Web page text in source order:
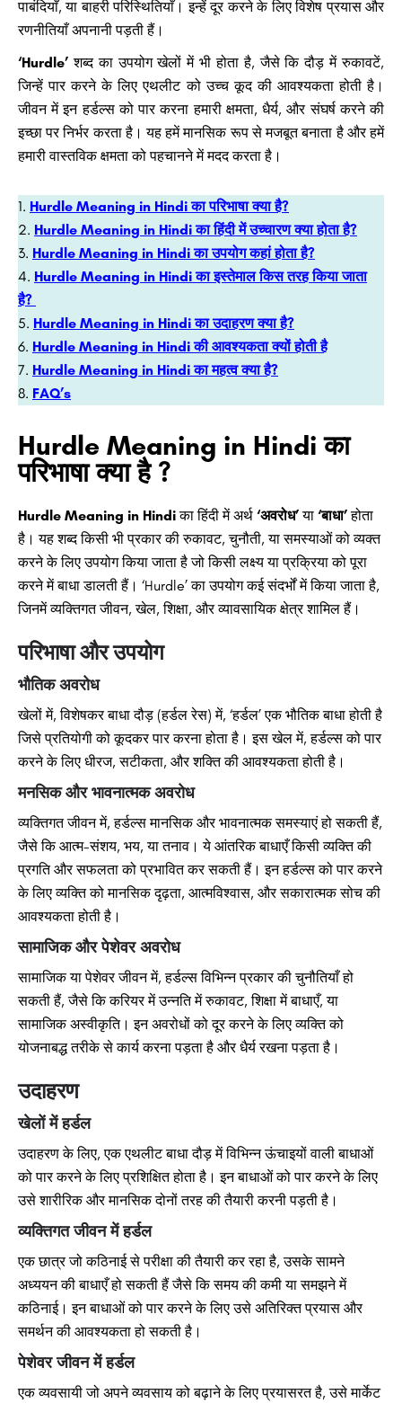
पाबंदियाँ, या बाहरी परिस्थितियाँ। इन्हें दूर करने के लिए विशेष प्रयास और
रणनीतियाँ अपनानी पड़ती हैं।
‘Hurdle’ शब्द का उपयोग खेलों में भी होता है, जैसे कि दौड़ में रुकावटें,
जिन्हें पार करने के लिए एथलीट को उच्च कूद की आवश्यकता होती है।
जीवन में इन हर्डल्स को पार करना हमारी क्षमता, धैर्य, और संघर्ष करने की
इच्छा पर निर्भर करता है। यह हमें मानसिक रूप से मजबूत बनाता है और हमें
हमारी वास्तविक क्षमता को पहचानने में मदद करता है।
Hurdle Meaning in Hindi का परिभाषा क्या है?
Hurdle Meaning in Hindi का हिंदी में उच्चारण क्या होता है?
Hurdle Meaning in Hindi का उपयोग कहां होता है?
Hurdle Meaning in Hindi का इस्तेमाल किस तरह किया जाता
है?
Hurdle Meaning in Hindi का उदाहरण क्या है?
Hurdle Meaning in Hindi की आवश्यकता क्यों होती है
Hurdle Meaning in Hindi का महत्व क्या है?
FAQ’s
Hurdle Meaning in Hindi का
परिभाषा क्या है ?
Hurdle Meaning in Hindiका हिंदी में अर्थ ‘अवरोध’या ‘बाधा’होता
है। यह शब्द किसी भी प्रकार की रुकावट, चुनौती, या समस्याओं को व्यक्त
करने के लिए उपयोग किया जाता है जो किसी लक्ष्य या प्रक्रिया को पूरा
करने में बाधा डालती हैं। ‘Hurdle’ का उपयोग कई संदर्भों में किया जाता है,
जिनमें व्यक्तिगत जीवन, खेल, शिक्षा, और व्यावसायिक क्षेत्र शामिल हैं।
परिभाषा और उपयोग
भौतिक अवरोध
खेलों में, विशेषकर बाधा दौड़ (हर्डल रेस) में, ‘हर्डल’ एक भौतिक बाधा होती है
जिसे प्रतियोगी को कूदकर पार करना होता है। इस खेल में, हर्डल्स को पार
करने के लिए धीरज, सटीकता, और शक्ति की आवश्यकता होती है।
मनसिक और भावनात्मक अवरोध
व्यक्तिगत जीवन में, हर्डल्स मानसिक और भावनात्मक समस्याएं हो सकती हैं,
जैसे कि आत्म-संशय, भय, या तनाव। ये आंतरिक बाधाएँ किसी व्यक्ति की
प्रगति और सफलता को प्रभावित कर सकती हैं। इन हर्डल्स को पार करने
के लिए व्यक्ति को मानसिक दृढ़ता, आत्मविश्वास, और सकारात्मक सोच की
आवश्यकता होती है।
सामाजिक और पेशेवर अवरोध
सामाजिक या पेशेवर जीवन में, हर्डल्स विभिन्न प्रकार की चुनौतियाँ हो
सकती हैं, जैसे कि करियर में उन्नति में रुकावट, शिक्षा में बाधाएँ, या
सामाजिक अस्वीकृति। इन अवरोधों को दूर करने के लिए व्यक्ति को
योजनाबद्ध तरीके से कार्य करना पड़ता है और धैर्य रखना पड़ता है।
उदाहरण
खेलों में हर्डल
उदाहरण के लिए, एक एथलीट बाधा दौड़ में विभिन्न ऊंचाइयों वाली बाधाओं
को पार करने के लिए प्रशिक्षित होता है। इन बाधाओं को पार करने के लिए
उसे शारीरिक और मानसिक दोनों तरह की तैयारी करनी पड़ती है।
व्यक्तिगत जीवन में हर्डल
एक छात्र जो कठिनाई से परीक्षा की तैयारी कर रहा है, उसके सामने
अध्ययन की बाधाएँ हो सकती हैं जैसे कि समय की कमी या समझने में
कठिनाई। इन बाधाओं को पार करने के लिए उसे अतिरिक्त प्रयास और
समर्थन की आवश्यकता हो सकती है।
पेशेवर जीवन में हर्डल
एक व्यवसायी जो अपने व्यवसाय को बढ़ाने के लिए प्रयासरत है, उसे मार्केट